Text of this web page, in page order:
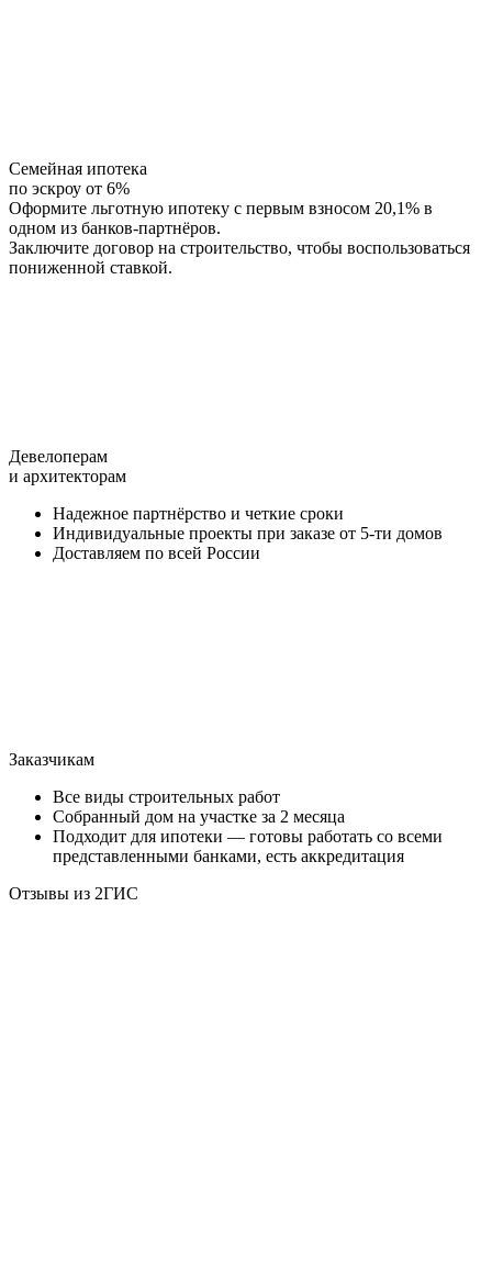
Семейная ипотека
по эскроу от 6%
Оформите льготную ипотеку с первым взносом 20,1% в
одном из банков-партнёров.
Заключите договор на строительство, чтобы воспользоваться
пониженной ставкой.
Девелоперам
и архитекторам
Надежное партнёрство и четкие сроки
Индивидуальные проекты при заказе от 5-ти домов
Доставляем по всей России
Заказчикам
Все виды строительных работ
Собранный дом на участке за 2 месяца
Подходит для ипотеки — готовы работать со всеми
представленными банками, есть аккредитация
Отзывы из 2ГИС